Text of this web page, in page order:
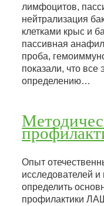
лимфоцитов,
нейтрализация
клетками крыс и
пассивная
проба,
показали, что все
определению…
Опыт
исследователей
определить
профилактики